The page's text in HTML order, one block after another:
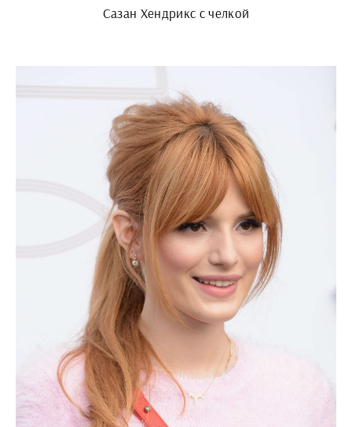
Сазан Хендрикс с челкой